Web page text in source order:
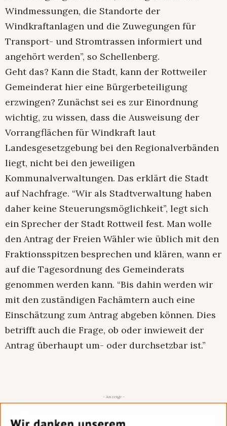
Windmessungen, die Standorte der
Windkraftanlagen und die Zuwegungen für
Transport- und Stromtrassen informiert und
angehört werden”, so Schellenberg.
Geht das? Kann die Stadt, kann der Rottweiler
Gemeinderat hier eine Bürgerbeteiligung
erzwingen? Zunächst sei es zur Einordnung
wichtig, zu wissen, dass die Ausweisung der
Vorrangflächen für Windkraft laut
Landesgesetzgebung bei den Regionalverbänden
liegt, nicht bei den jeweiligen
Kommunalverwaltungen. Das erklärt die Stadt
auf Nachfrage. “Wir als Stadtverwaltung haben
daher keine Steuerungsmöglichkeit”, legt sich
ein Sprecher der Stadt Rottweil fest. Man wolle
den Antrag der Freien Wähler wie üblich mit den
Fraktionsspitzen besprechen und klären, wann er
auf die Tagesordnung des Gemeinderats
genommen werden kann. “Bis dahin werden wir
mit den zuständigen Fachämtern auch eine
Einschätzung zum Antrag abgeben können. Dies
betrifft auch die Frage, ob oder inwieweit der
Antrag überhaupt um- oder durchsetzbar ist.”
- Anzeige -